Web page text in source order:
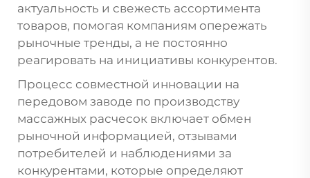
актуальность и свежесть ассортимента
товаров, помогая компаниям опережать
рыночные тренды, а не постоянно
реагировать на инициативы конкурентов.
Процесс совместной инновации на
передовом заводе по производству
массажных расчесок включает обмен
рыночной информацией, отзывами
потребителей и наблюдениями за
конкурентами, которые определяют